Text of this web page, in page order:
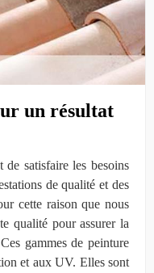
un résultat
de satisfaire les besoins
de qualité et des
cette raison que nous
qualité pour assurer la
gammes de peinture
et aux UV. Elles sont